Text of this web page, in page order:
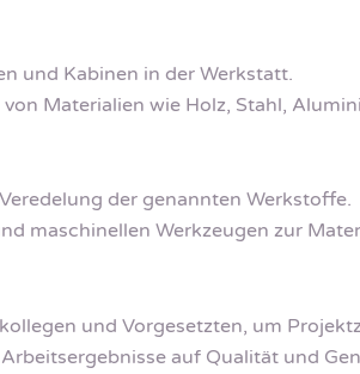
und Kabinen in der Werkstatt.
Materialien wie Holz, Stahl,
der genannten Werkstoffe.
maschinellen Werkzeugen zur
und Vorgesetzten, um
auf Qualität und